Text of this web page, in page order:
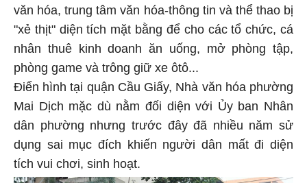
văn hóa, trung tâm văn hóa-thông tin và thể thao bị
"xẻ thịt" diện tích mặt bằng để cho các tổ chức, cá
nhân thuê kinh doanh ăn uống, mở phòng tập,
phòng game và trông giữ xe ôtô...
Điển hình tại quận Cầu Giấy, Nhà văn hóa phường
Mai Dịch mặc dù nằm đối diện với Ủy ban Nhân
dân phường nhưng trước đây đã nhiều năm sử
dụng sai mục đích khiến người dân mất đi diện
tích vui chơi, sinh hoạt.